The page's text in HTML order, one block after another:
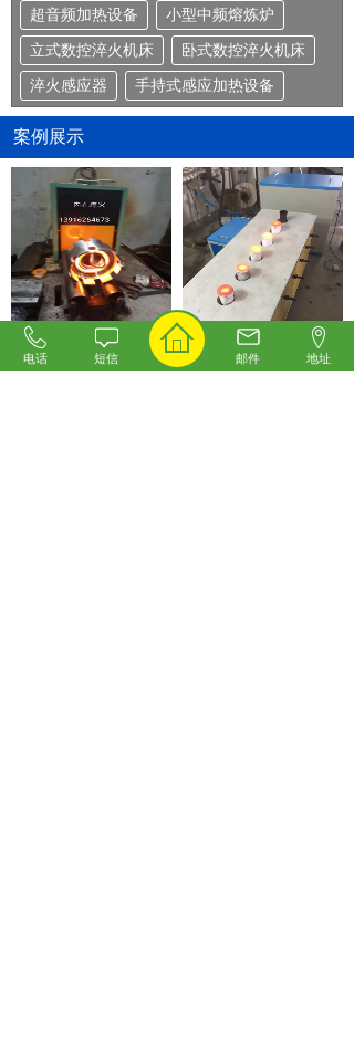
超音频加热设备
小型中频熔炼炉
立式数控淬火机床
卧式数控淬火机床
淬火感应器
手持式感应加热设备
案例展示
内孔高频淬火--上海建金 多炉贵重金属熔炼
电话 短信 邮件 地址